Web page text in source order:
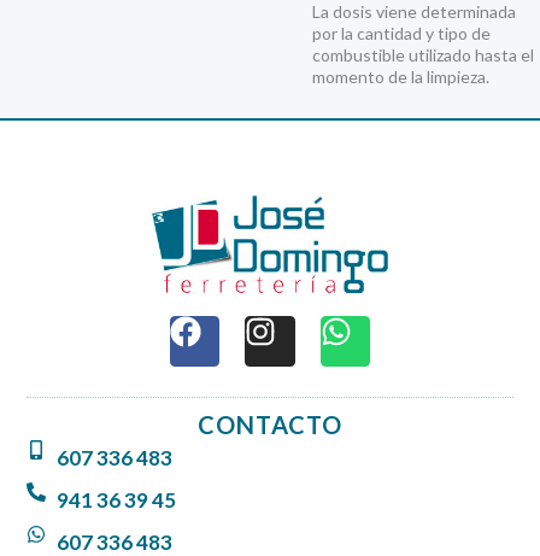
La dosis viene determinada
por la cantidad y tipo de
combustible utilizado hasta el
momento de la limpieza.
F
a
c
e
b
I
n
s
t
a
W
h
a
t
CONTACTO
607 336 483
941 36 39 45
607 336 483